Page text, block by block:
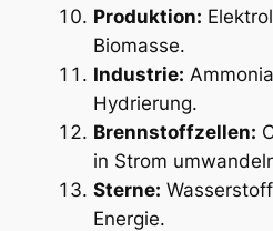
Produktion:
Biomasse.
Industrie:
Hydrierung.
Brennstoffzellen:
in Strom
Sterne:
Energie.